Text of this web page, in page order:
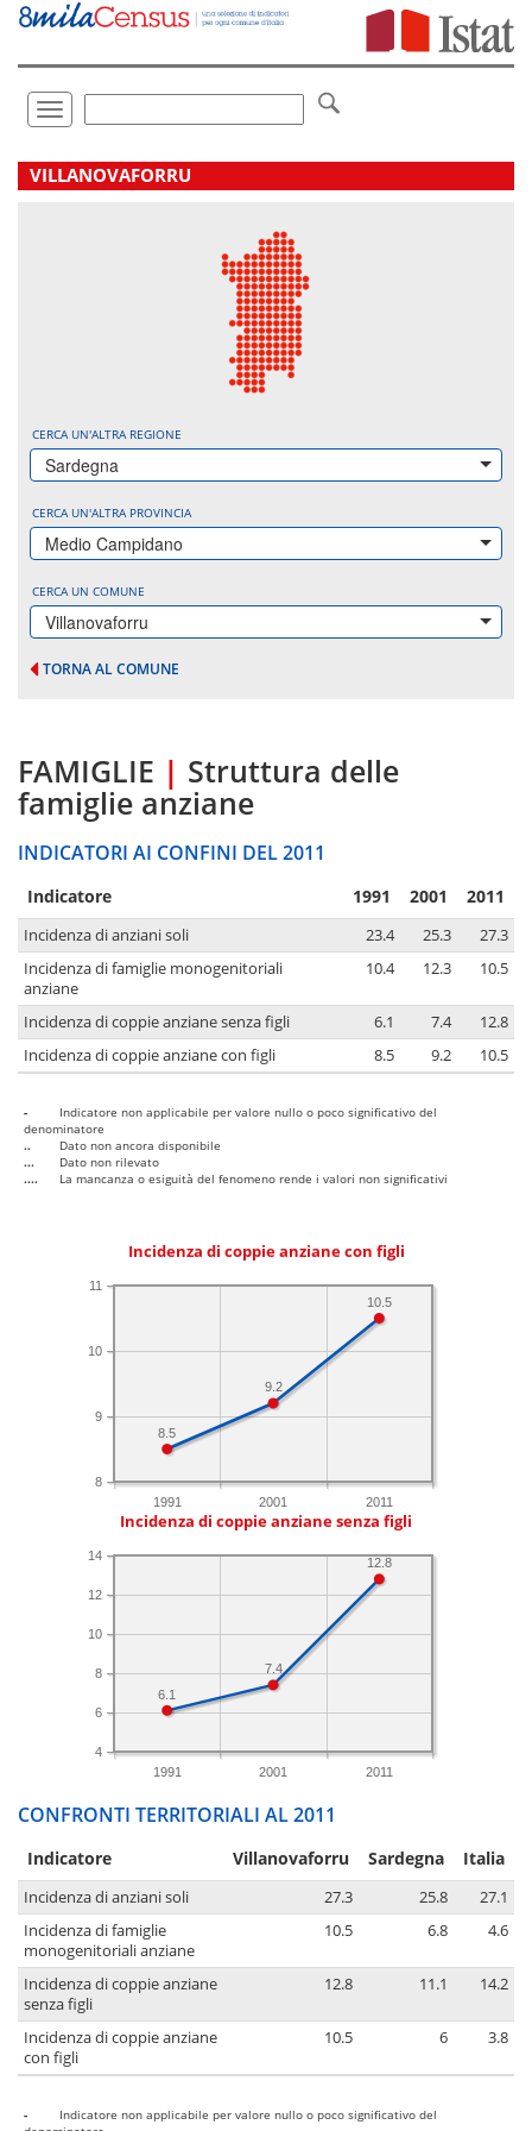
Vai
direttamente
Toggle
navigation
.
VILLANOVAFORRU
CERCA UN'ALTRA REGIONE
Sardegna
CERCA UN'ALTRA PROVINCIA
Medio Campidano
CERCA UN COMUNE
Villanovaforru
TORNA AL COMUNE
FAMIGLIE | Struttura delle
famiglie anziane
INDICATORI AI CONFINI DEL 2011
Indicatore 1991 2001 2011
Incidenza di anziani soli 23.4 25.3
27.3
Incidenza di famiglie monogenitoriali
anziane
10.4 12.3 10.5
Incidenza di coppie anziane senza figli 6.1 7.4
12.8
Incidenza di coppie anziane con figli
8.5 9.2 10.5
-
Indicatore non applicabile per valore nullo o poco significativo del
denominatore
..
Dato non ancora disponibile
...
Dato non rilevato
....
La mancanza o esiguità del fenomeno rende i valori non significativi
Incidenza di coppie anziane con figli
1991 2001 2011
8
9
10
11
10.5
9.2
8.5
Incidenza di coppie anziane senza figli
1991 2001 2011
4
6
8
10
12
14
12.8
7.4
6.1
CONFRONTI TERRITORIALI AL 2011
Indicatore Villanovaforru Sardegna Italia
Incidenza di anziani soli 27.3 25.8
27.1
Incidenza di famiglie
monogenitoriali anziane
10.5 6.8 4.6
Incidenza di coppie anziane
senza figli
12.8 11.1 14.2
Incidenza di coppie anziane
con figli
10.5 6 3.8
-
Indicatore non applicabile per valore nullo o poco significativo del